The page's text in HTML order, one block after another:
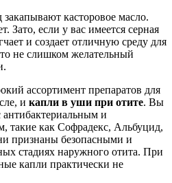
касторовое масло.
Зато, если у вас имеется серная
и создает отличную среду для
не слишком желательный
ассортимент препаратов для
и капли в уши при отите. Вы
и
такие как Софрадекс, Альбуцид,
признаны безопасными и
стадиях наружного отита. При
капли практически не